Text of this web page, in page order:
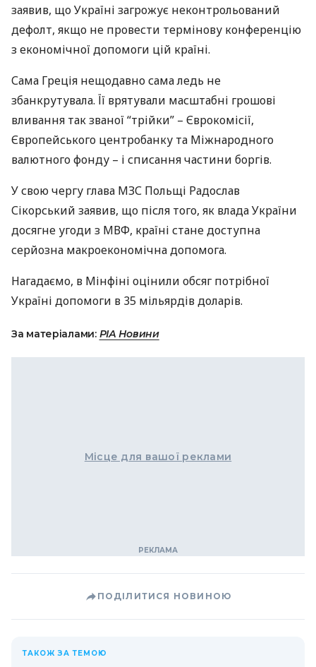
заявив, що Україні загрожує неконтрольований
дефолт, якщо не провести термінову конференцію
з економічної допомоги цій країні.
Сама Греція нещодавно сама ледь не
збанкрутувала. Її врятували масштабні грошові
вливання так званої “трійки” – Єврокомісії,
Європейського центробанку та Міжнародного
валютного фонду – і списання частини боргів.
У свою чергу глава МЗС Польщі Радослав
Сікорський заявив, що після того, як влада України
досягне угоди з МВФ, країні стане доступна
серйозна макроекономічна допомога.
Нагадаємо, в Мінфіні оцінили обсяг потрібної
Україні допомоги в 35 мільярдів доларів.
За матеріалами: РІА Новини
Місце для вашої реклами
ПОДІЛИТИСЯ НОВИНОЮ
ТАКОЖ ЗА ТЕМОЮ